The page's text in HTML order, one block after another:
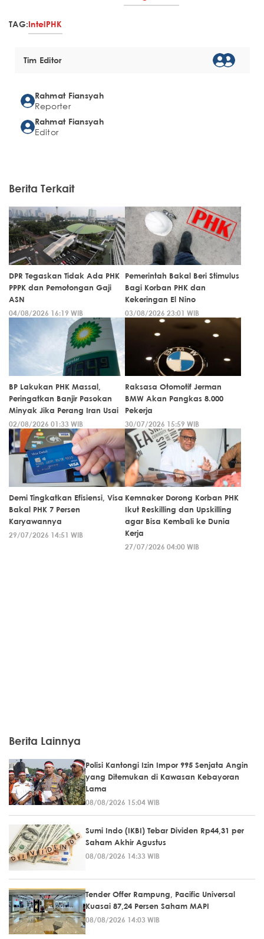
TAG:IntelPHK
Tim Editor
Rahmat Fiansyah
Reporter
Rahmat Fiansyah
Editor
Berita Terkait
DPR Tegaskan Tidak Ada PHK
PPPK dan Pemotongan Gaji
ASN
04/08/2026 16:19 WIB
Pemerintah Bakal Beri Stimulus
Bagi Korban PHK dan
Kekeringan El Nino
03/08/2026 23:01 WIB
BP Lakukan PHK Massal,
Peringatkan Banjir Pasokan
Minyak Jika Perang Iran Usai
02/08/2026 01:33 WIB
Raksasa Otomotif Jerman
BMW Akan Pangkas 8.000
Pekerja
30/07/2026 15:59 WIB
Demi Tingkatkan Efisiensi, Visa
Bakal PHK 7 Persen
Karyawannya
29/07/2026 14:51 WIB
Kemnaker Dorong Korban PHK
Ikut Reskilling dan Upskilling
agar Bisa Kembali ke Dunia
Kerja
27/07/2026 04:00 WIB
Berita Lainnya
Polisi Kantongi Izin Impor 995 Senjata Angin
yang Ditemukan di Kawasan Kebayoran
Lama
08/08/2026 15:04 WIB
Sumi Indo (IKBI) Tebar Dividen Rp44,31 per
Saham Akhir Agustus
08/08/2026 14:33 WIB
Tender Offer Rampung, Pacific Universal
Kuasai 87,24 Persen Saham MAPI
08/08/2026 14:03 WIB